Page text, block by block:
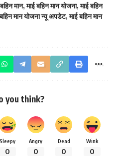
मान,माई बहिन मान योजना,माई बहिन
मान योजना न्यू अपडेट,माई बहिन मान
you think?
Sleepy
0
Angry
0
Dead
0
Wink
0